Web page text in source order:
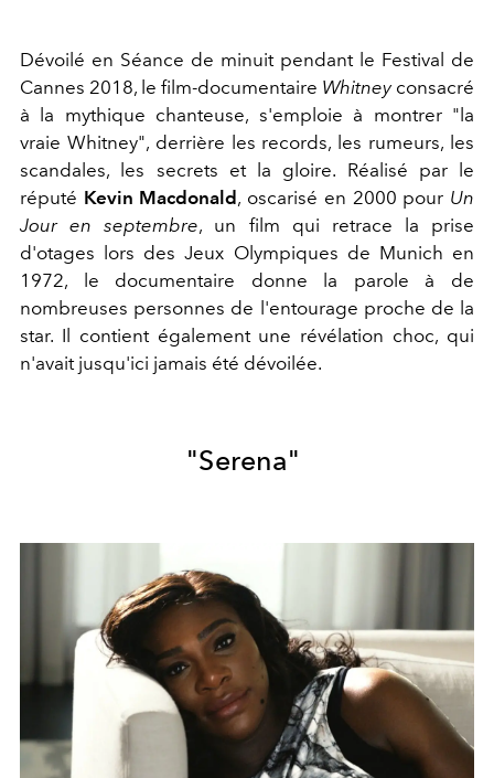
Dévoilé en Séance de minuit pendant le Festival de
Cannes 2018, le film-documentaire Whitneyconsacré
à la mythique chanteuse, s'emploie à montrer "la
vraie Whitney", derrière les records, les rumeurs, les
scandales, les secrets et la gloire. Réalisé par le
réputé Kevin Macdonald , oscarisé en 2000 pour Un
Jour en septembre, un film qui retrace la prise
d'otages lors des Jeux Olympiques de Munich en
1972, le documentaire donne la parole à de
nombreuses personnes de l'entourage proche de la
star. Il contient également une révélation choc, qui
n'avait jusqu'ici jamais été dévoilée.
"Serena"